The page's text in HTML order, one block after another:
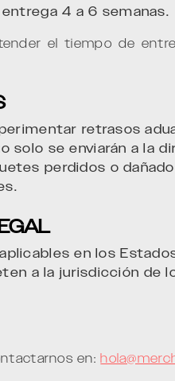
4 a 6 semanas.
el tiempo de
retrasos
solo se enviarán a la
perdidos o
en los
a la jurisdicción de
en: